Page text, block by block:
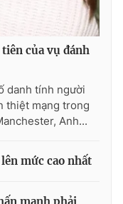
của vụ đánh
danh tính người
thiệt mạng trong
Anh...
mức cao nhất